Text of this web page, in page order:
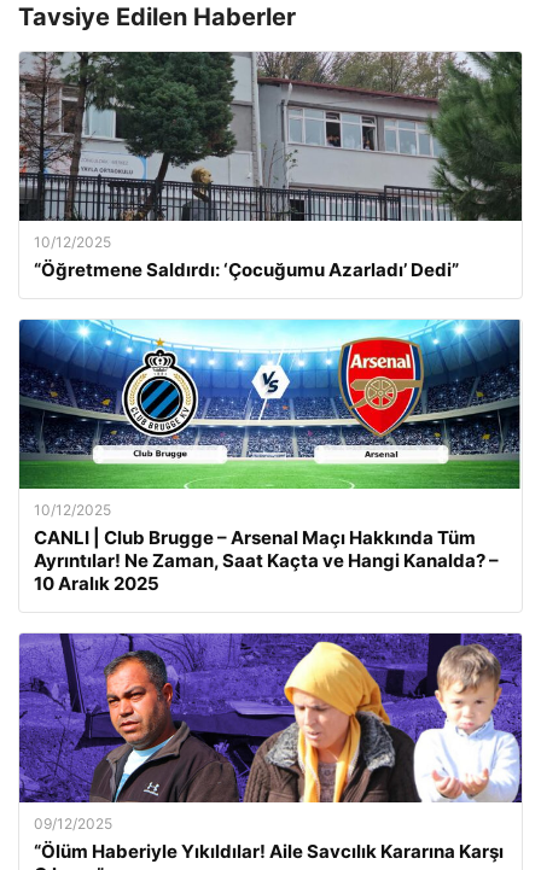
Tavsiye Edilen Haberler
10/12/2025
“Öğretmene Saldırdı: ‘Çocuğumu Azarladı’ Dedi”
10/12/2025
CANLI | Club Brugge – Arsenal Maçı Hakkında Tüm
Ayrıntılar! Ne Zaman, Saat Kaçta ve Hangi Kanalda? –
10 Aralık 2025
09/12/2025
“Ölüm Haberiyle Yıkıldılar! Aile Savcılık Kararına Karşı